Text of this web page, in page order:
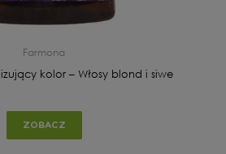
Farmona
kolor – Włosy blond i siwe
ZOBACZ